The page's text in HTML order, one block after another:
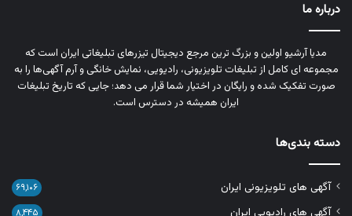
درباره ما
مدیا آرشیو اولین و بزرگ‌ ترین مرجع دیجیتال تیزرهای تبلیغاتی ایران است که
مجموعه‌ ای کامل از تبلیغات تلویزیونی، رادیویی، نمایش خانگی و آرم‌ آگهی‌ها را به‌
صورت تفکیک‌ شده و رایگان در اختیار شما قرار می‌ دهد؛ جایی که تاریخ تبلیغات
ایران همیشه در دسترس است.
دسته بندی‌ها
آگهی های تلویزیونی ایران ۶۹,۱۰۶
آگهی های رادیویی ایران ۸,۴۴۵